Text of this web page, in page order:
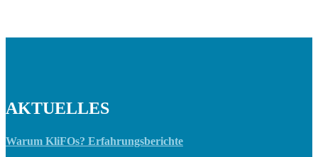
AKTUELLES
Warum KliFOs? Erfahrungsberichte